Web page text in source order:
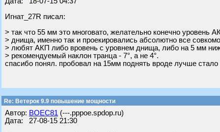
Игнат_27R писал:
> так что 55 мм это многовато, желательно конечно уровень
> днища, именно так и проекировались абсолютно все
> любят АКП либо вровень с уровнем днища, либо на 5 мм
> рекомендуемый наклон транца - 7°, а не 4°.
спасибо понял. пробовал на 15мм поднять вроде лучше стало
Re: Ветерок 9.9 повышение мощности
Автор: BOEC81 (---.pppoe.spdop.ru)
Дата: 27-08-15 21:30